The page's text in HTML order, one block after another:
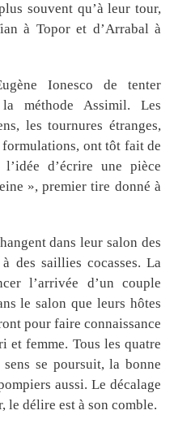
souvent qu’à leur tour,
à Topor et d’Arrabal à
Ionesco de tenter
la méthode Assimil. Les
les tournures étranges,
ont tôt fait de
d’écrire une pièce
», premier tire donné à
dans leur salon des
des saillies cocasses. La
l’arrivée d’un couple
le salon que leurs hôtes
pour faire connaissance
et femme. Tous les quatre
se poursuit, la bonne
aussi. Le décalage
le délire est à son comble.